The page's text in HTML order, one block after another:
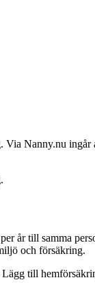
Via Nanny.nu
år till samma
och försäkring.
till